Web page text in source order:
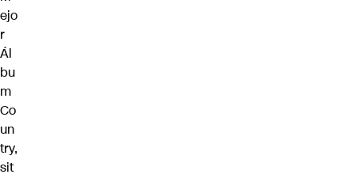
ejo
r
Ál
bu
m
Co
un
try,
sit